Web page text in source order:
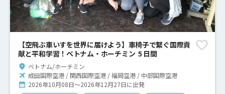
【空飛ぶ車いすを世界に届けよう】車椅子で繋ぐ国際貢
献と平和学習！ベトナム・ホーチミン 5 日間
ベトナム/ホーチミン
成田国際空港 / 関西国際空港 / 福岡空港 / 中部国際空港
2026年10月08日～2026年12月27日に出発